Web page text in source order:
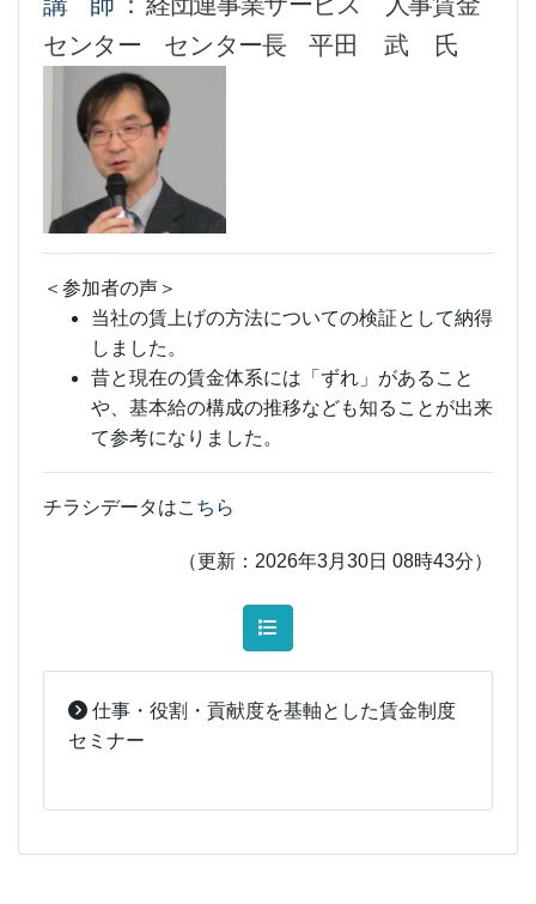
センター センター長平田 武 氏
＜参加者の声＞
当社の賃上げの方法についての検証として納得
しました。
昔と現在の賃金体系には「ずれ」があること
や、基本給の構成の推移なども知ることが出来
て参考になりました。
チラシデータはこちら
（更新：2026年3月30日 08時43分）
仕事・役割・貢献度を基軸とした賃金制度
セミナー